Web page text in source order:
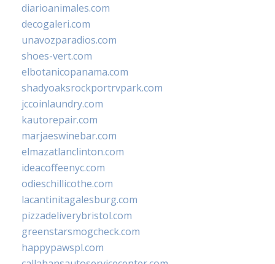
diarioanimales.com
decogaleri.com
unavozparadios.com
shoes-vert.com
elbotanicopanama.com
shadyoaksrockportrvpark.com
jccoinlaundry.com
kautorepair.com
marjaeswinebar.com
elmazatlanclinton.com
ideacoffeenyc.com
odieschillicothe.com
lacantinitagalesburg.com
pizzadeliverybristol.com
greenstarsmogcheck.com
happypawspl.com